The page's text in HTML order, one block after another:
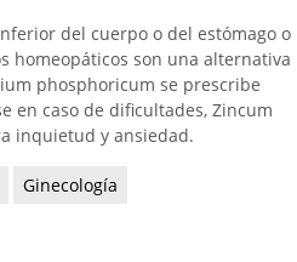
del cuerpo o del estómago o
homeopáticos son una alternativa
phosphoricum se prescribe
en caso de dificultades, Zincum
inquietud y ansiedad.
Ginecología